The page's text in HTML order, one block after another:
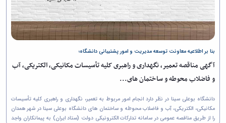
بنا بر اطلاعیه معاونت توسعه مدیریت و امور پشتیبانی دانشگاه؛
آگهی مناقصه تعمیر، نگهداری و راهبری کلیه تأسیسات مکانیکی، الکتریکی، آب
و فاضلاب محوطه و ساختمان های...
دانشگاه بوعلی سینا در نظر دارد انجام امور مربوط به تعمیر، نگهداری و راهبری کلیه تأسیسات
مکانیکی، الکتریکی، آب و فاضلاب محوطه و ساختمان های دانشگاه بوعلی سینا در شهر همدان
را از طريق مناقصه عمومی در سامانه تدارکات الکترونیکی دولت (ستاد ایران) به پیمانکاران واجد